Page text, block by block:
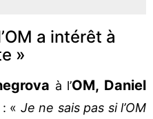
a intérêt à
»
à l’OM, Daniel
« Je ne sais pas si l’OM